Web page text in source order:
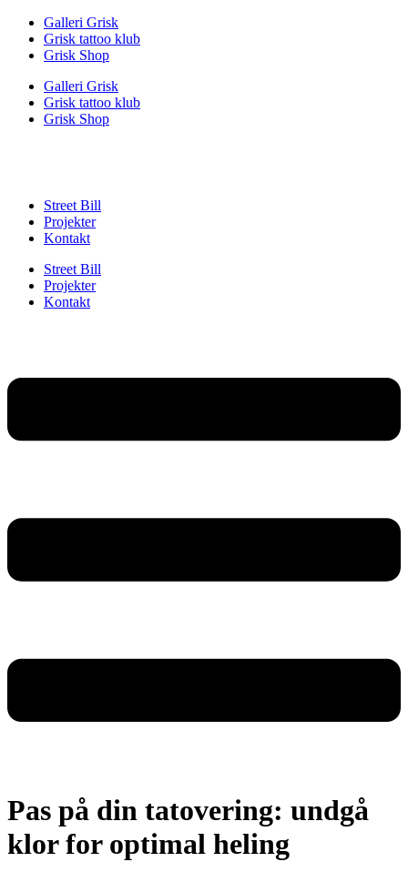
Videre
indhold
Galleri Grisk
Grisk tattoo klub
Grisk Shop
Galleri Grisk
Grisk tattoo klub
Grisk Shop
Street Bill
Projekter
Kontakt
Street Bill
Projekter
Kontakt
Pas på din tatovering: undgå
klor for optimal heling